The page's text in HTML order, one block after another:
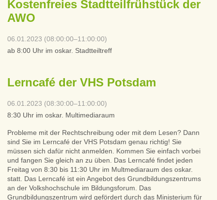
Kostenfreies Stadtteilfrühstück der
AWO
06.01.2023 (08:00:00–11:00:00)
ab 8:00 Uhr im oskar. Stadtteiltreff
Lerncafé der VHS Potsdam
06.01.2023 (08:30:00–11:00:00)
8:30 Uhr im oskar. Multimediaraum
Probleme mit der Rechtschreibung oder mit dem Lesen? Dann
sind Sie im Lerncafé der VHS Potsdam genau richtig! Sie
müssen sich dafür nicht anmelden. Kommen Sie einfach vorbei
und fangen Sie gleich an zu üben. Das Lerncafé findet jeden
Freitag von 8:30 bis 11:30 Uhr im Multmediaraum des oskar.
statt. Das Lerncafé ist ein Angebot des Grundbildungszentrums
an der Volkshochschule im Bildungsforum. Das
Grundbildungszentrum wird gefördert durch das Ministerium für